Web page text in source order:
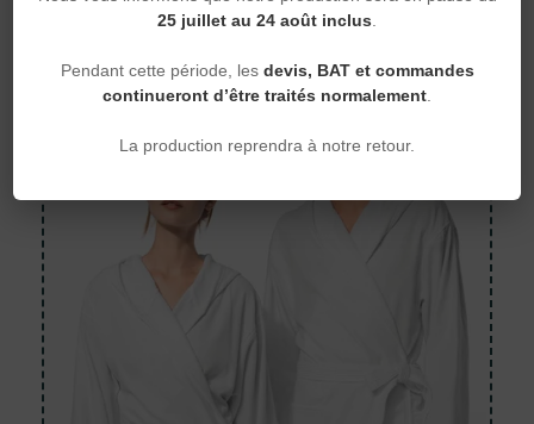
25 juillet au 24 août inclus
Pendant cette période, les devis, BAT et commandes
continueront d’être traités normalement
La production reprendra à notre retour.
À partir de 22,26 €